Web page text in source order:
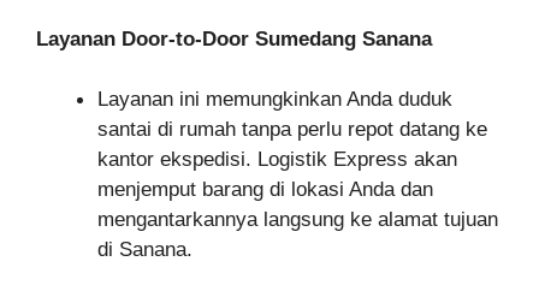
Layanan Door-to-Door Sumedang Sanana
Layanan ini memungkinkan Anda duduk
santai di rumah tanpa perlu repot datang ke
kantor ekspedisi. Logistik Express akan
menjemput barang di lokasi Anda dan
mengantarkannya langsung ke alamat tujuan
di Sanana.